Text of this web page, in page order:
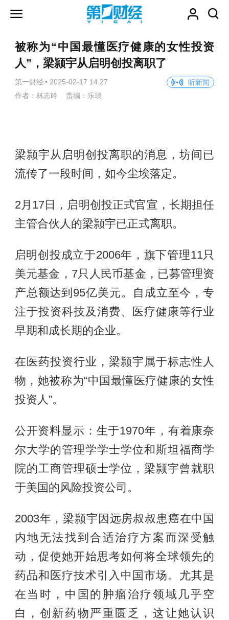
被称为“中国最懂医疗健康的女性投资
人”，梁颕宇从启明创投离职了
第一财经 • 2025-02-17 14:27
听新闻
作者：林志吟 责编：乐琰
梁颕宇从启明创投离职的消息，坊间已
流传了一段时间，如今尘埃落定。
2月17日，启明创投正式官宣，长期担任
主管合伙人的梁颕宇已正式离职。
启明创投成立于2006年，旗下管理11只
美元基金，7只人民币基金，已募管理资
产总额达到95亿美元。自成立至今，专
注于投资科技及消费、医疗健康等行业
早期和成长期的企业。
在医药投资行业，梁颕宇属于标志性人
物，她被称为“中国最懂医疗健康的女性
投资人”。
公开资料显示：生于1970年，有着康奈
尔大学的管理学学士学位和斯坦福商学
院的工商管理硕士学位，梁颕宇曾就职
于美国的风险投资公司。
2003年，梁颕宇因远房叔叔患癌在中国
内地无法找到合适治疗方案而深受触
动，促使她开始思考如何将全球领先的
药品和医疗技术引入中国市场。尤其是
在当时，中国的肿瘤治疗领域几乎空
白，创新药物严重匮乏，这让她认识